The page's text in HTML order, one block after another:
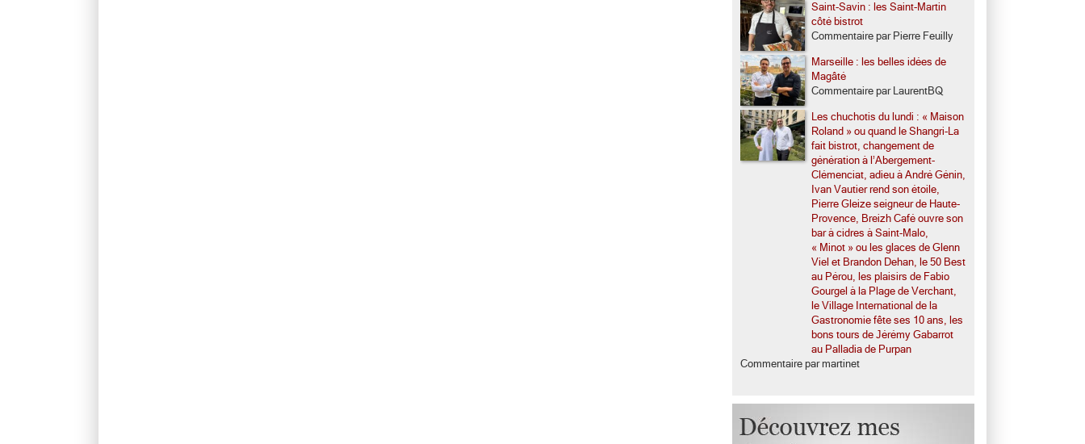
Saint-Savin : les Saint-Martin
côté bistrot
Commentaire par Pierre Feuilly
Marseille : les belles idées de
Magâté
Commentaire par LaurentBQ
Les chuchotis du lundi : « Maison
Roland » ou quand le Shangri-La
fait bistrot, changement de
génération à l’Abergement-
Clémenciat, adieu à André Génin,
Ivan Vautier rend son étoile,
Pierre Gleize seigneur de Haute-
Provence, Breizh Café ouvre son
bar à cidres à Saint-Malo,
« Minot » ou les glaces de Glenn
Viel et Brandon Dehan, le 50 Best
au Pérou, les plaisirs de Fabio
Gourgel à la Plage de Verchant,
le Village International de la
Gastronomie fête ses 10 ans, les
bons tours de Jérémy Gabarrot
au Palladia de Purpan
Commentaire par martinet